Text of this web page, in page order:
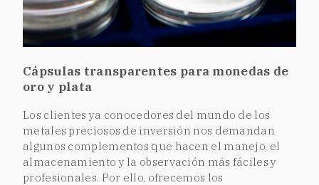
Cápsulas transparentes para monedas de
oro y plata
Los clientes ya conocedores del mundo de los
metales preciosos de inversión nos demandan
algunos complementos que hacen el manejo, el
almacenamiento y la observación más fáciles y
profesionales. Por ello, ofrecemos los